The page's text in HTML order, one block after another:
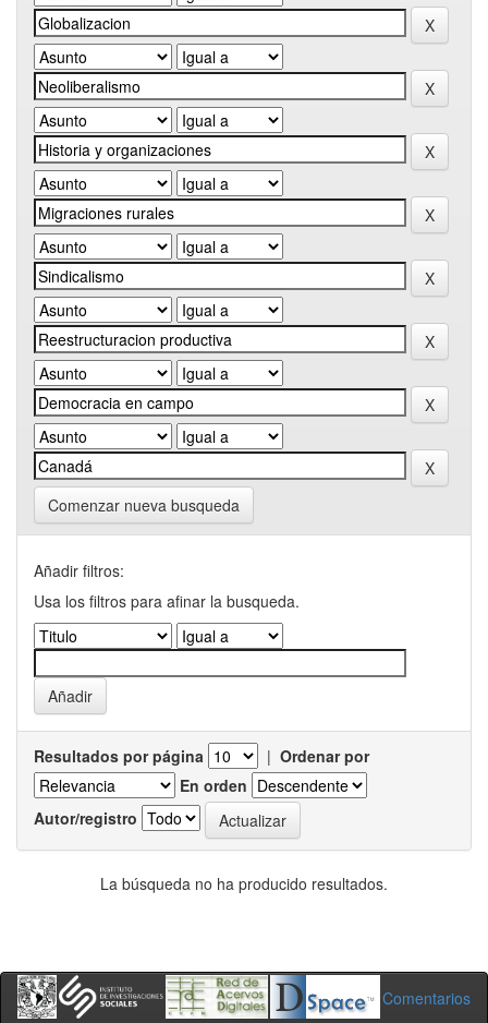
Comenzar nueva busqueda
Añadir filtros:
Usa los filtros para afinar la busqueda.
Resultados por página | Ordenar por
En orden
Autor/registro
La búsqueda no ha producido resultados.
Comentarios